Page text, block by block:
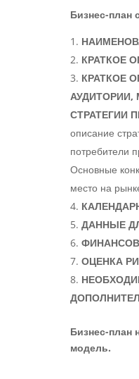
Бизнес-план
КРАТКОЕ
КРАТКОЕ
АУДИТОРИИ,
СТРАТЕГИИ
описание
потребители
Основные
место на
ДАННЫЕ
ОЦЕНКА
Бизнес-план
модель.